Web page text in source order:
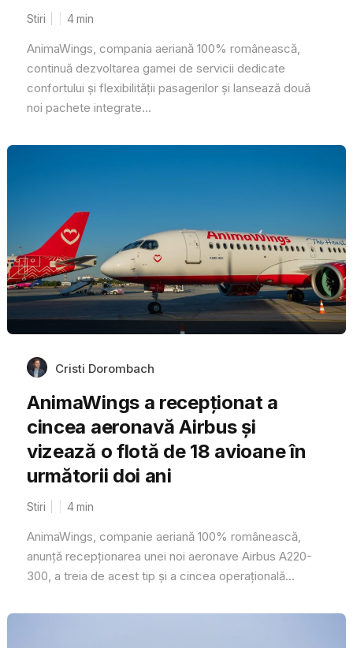
Stiri 4min
AnimaWings, compania aeriană 100% românească,
continuă dezvoltarea gamei de servicii dedicate
confortului și flexibilității pasagerilor și lansează două
noi pachete integrate...
Cristi Dorombach
AnimaWings a recepționat a
cincea aeronavă Airbus și
vizează o flotă de 18 avioane în
următorii doi ani
Stiri 4min
AnimaWings, companie aeriană 100% românească,
anunță recepționarea unei noi aeronave Airbus A220-
300, a treia de acest tip și a cincea operaţională...